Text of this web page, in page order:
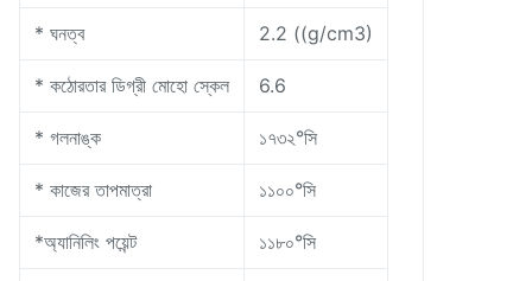
* ঘনত্ব 2.2 ((g/cm3)
* কঠোরতার ডিগ্রী মোহো স্কেল 6.6
* গলনাঙ্ক ১৭৩২°সি
* কাজের তাপমাত্রা ১১০০°সি
*অ্যানিলিং পয়েন্ট ১১৮০°সি